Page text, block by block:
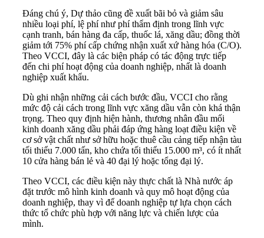
Đáng chú ý, Dự thảo cũng đề xuất bãi bỏ và giảm sâu
nhiều loại phí, lệ phí như phí thẩm định trong lĩnh vực
cạnh tranh, bán hàng đa cấp, thuốc lá, xăng dầu; đồng thời
giảm tới 75% phí cấp chứng nhận xuất xứ hàng hóa (C/O).
Theo VCCI, đây là các biện pháp có tác động trực tiếp
đến chi phí hoạt động của doanh nghiệp, nhất là doanh
nghiệp xuất khẩu.
Dù ghi nhận những cải cách bước đầu, VCCI cho rằng
mức độ cải cách trong lĩnh vực xăng dầu vẫn còn khá thận
trọng. Theo quy định hiện hành, thương nhân đầu mối
kinh doanh xăng dầu phải đáp ứng hàng loạt điều kiện về
cơ sở vật chất như sở hữu hoặc thuê cầu cảng tiếp nhận tàu
tối thiểu 7.000 tấn, kho chứa tối thiểu 15.000 m³, có ít nhất
10 cửa hàng bán lẻ và 40 đại lý hoặc tổng đại lý.
Theo VCCI, các điều kiện này thực chất là Nhà nước áp
đặt trước mô hình kinh doanh và quy mô hoạt động của
doanh nghiệp, thay vì để doanh nghiệp tự lựa chọn cách
thức tổ chức phù hợp với năng lực và chiến lược của
mình.